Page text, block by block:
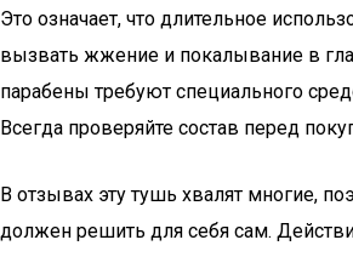
Это означает, что длительное
вызвать жжение и покалывание в
парабены требуют специального
Всегда проверяйте состав перед
В отзывах эту тушь хвалят многие,
должен решить для себя сам.